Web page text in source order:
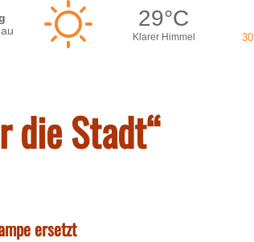
die Stadt“
ersetzt